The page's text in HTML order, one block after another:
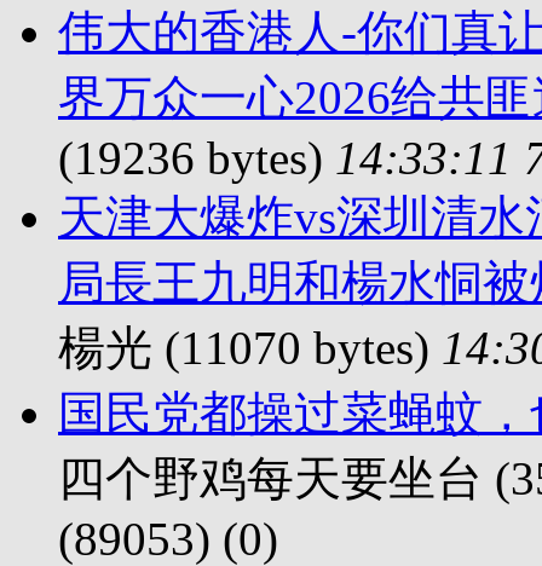
伟大的香港人-你们真
界万众一心2026给共
(19236 bytes) 14:33:11
天津大爆炸vs深圳清
局長王九明和楊水恫
楊光 (11070 bytes)
国民党都操过菜蝇蚊
四个野鸡每天要坐台
(89053) (0)